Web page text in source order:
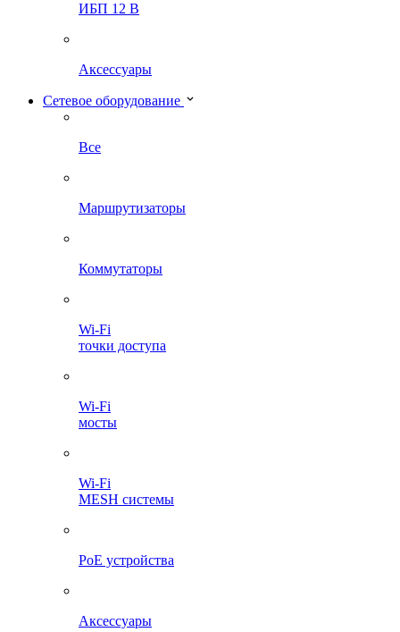
ИБП 12 В
Аксессуары
Сетевое оборудование
Все
Маршрутизаторы
Коммутаторы
Wi-Fi
точки доступа
Wi-Fi
мосты
Wi-Fi
MESH системы
PoE устройства
Аксессуары